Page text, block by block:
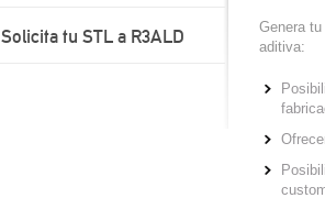
Solicita tu STL a R3ALD Genera
aditiva: